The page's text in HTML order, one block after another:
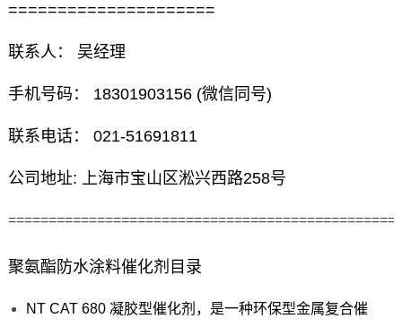
=====================
联系人： 吴经理
手机号码： 18301903156 (微信同号)
联系电话： 021-51691811
公司地址: 上海市宝山区淞兴西路258号
聚氨酯防水涂料催化剂目录
NT CAT 680 凝胶型催化剂，是一种环保型金属复合催